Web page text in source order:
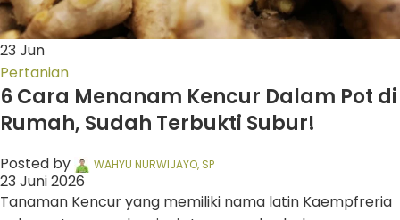
23 Jun
Pertanian
6 Cara Menanam Kencur Dalam Pot di
Rumah, Sudah Terbukti Subur!
Posted by WAHYU NURWIJAYO, SP
23 Juni 2026
Tanaman Kencur yang memiliki nama latin Kaempfreria